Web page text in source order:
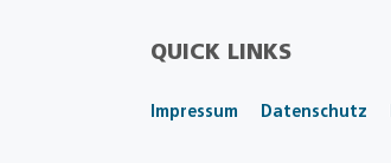
QUICK LINKS
Impressum Datenschutz